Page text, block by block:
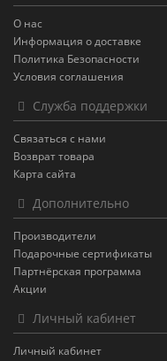
О нас
Информация о доставке
Политика Безопасности
Условия соглашения
Служба поддержки
Связаться с нами
Возврат товара
Карта сайта
Дополнительно
Производители
Подарочные сертификаты
Партнёрская программа
Акции
Личный кабинет
Личный кабинет